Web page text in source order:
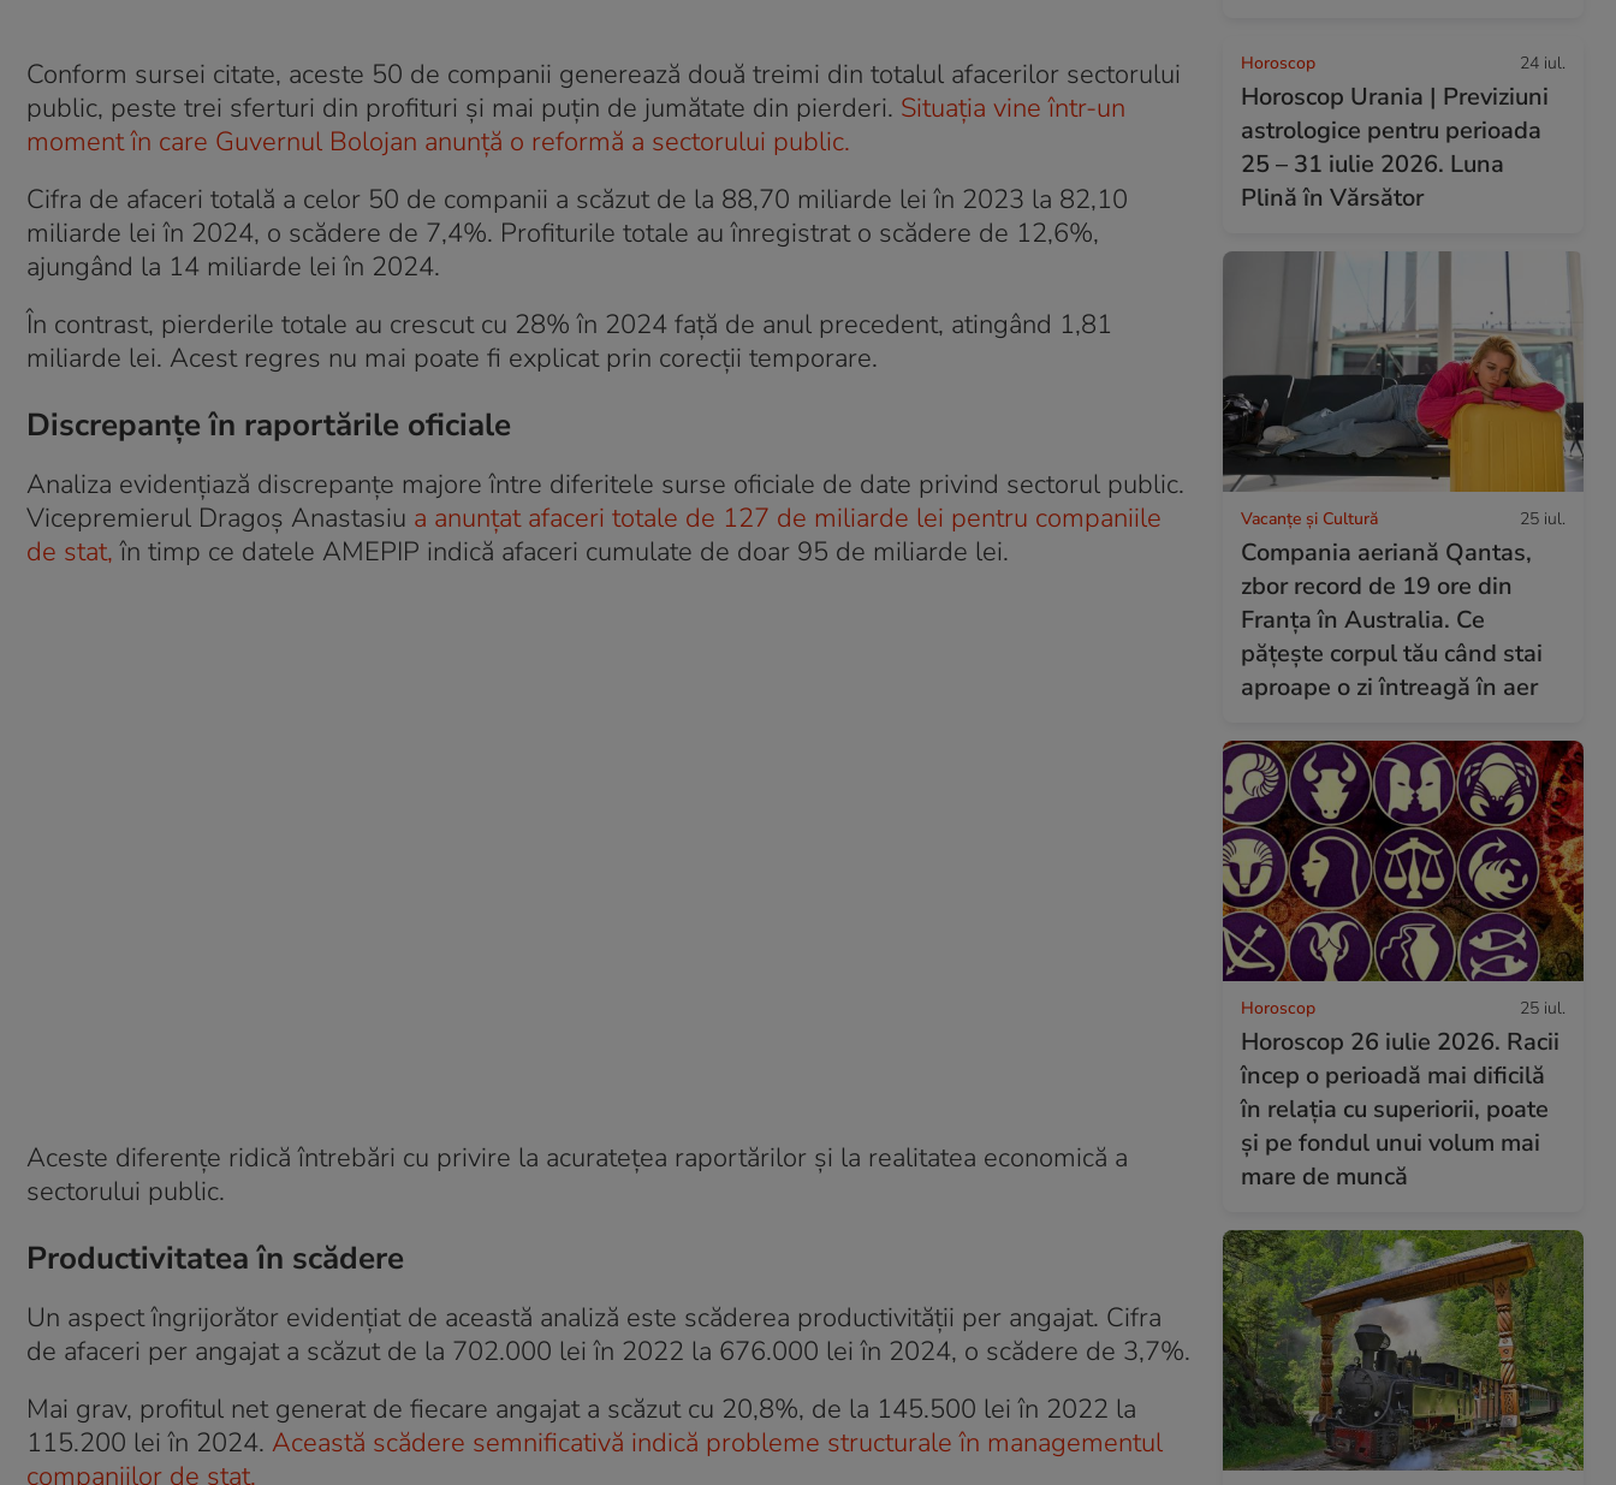
Conform sursei citate, aceste 50 de companii generează două treimi din totalul afacerilor sectorului
public, peste trei sferturi din profituri și mai puțin de jumătate din pierderi. Situația vine într-un
moment în care Guvernul Bolojan anunță o reformă a sectorului public.
Cifra de afaceri totală a celor 50 de companii a scăzut de la 88,70 miliarde lei în 2023 la 82,10
miliarde lei în 2024, o scădere de 7,4%. Profiturile totale au înregistrat o scădere de 12,6%,
ajungând la 14 miliarde lei în 2024.
În contrast, pierderile totale au crescut cu 28% în 2024 față de anul precedent, atingând 1,81
miliarde lei. Acest regres nu mai poate fi explicat prin corecții temporare.
Discrepanțe în raportările oficiale
Analiza evidențiază discrepanțe majore între diferitele surse oficiale de date privind sectorul public.
Vicepremierul Dragoș Anastasiu a anunțat afaceri totale de 127 de miliarde lei pentru companiile
de stat,în timp ce datele AMEPIP indică afaceri cumulate de doar 95 de miliarde lei.
Aceste diferențe ridică întrebări cu privire la acuratețea raportărilor și la realitatea economică a
sectorului public.
Productivitatea în scădere
Un aspect îngrijorător evidențiat de această analiză este scăderea productivității per angajat. Cifra
de afaceri per angajat a scăzut de la 702.000 lei în 2022 la 676.000 lei în 2024, o scădere de 3,7%.
Mai grav, profitul net generat de fiecare angajat a scăzut cu 20,8%, de la 145.500 lei în 2022 la
115.200 lei în 2024. Această scădere semnificativă indică probleme structurale în managementul
companiilor de stat.
Horoscop 24 iul.
Horoscop Urania | Previziuni
astrologice pentru perioada
25 – 31 iulie 2026. Luna
Plină în Vărsător
Vacanțe și Cultură 25 iul.
Compania aeriană Qantas,
zbor record de 19 ore din
Franța în Australia. Ce
pățește corpul tău când stai
aproape o zi întreagă în aer
Horoscop 25 iul.
Horoscop 26 iulie 2026. Racii
încep o perioadă mai dificilă
în relația cu superiorii, poate
și pe fondul unui volum mai
mare de muncă